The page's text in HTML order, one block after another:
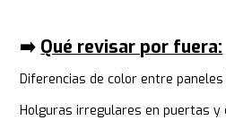
➡️​ Qué revisar por fuera:
Diferencias de color entre
Holguras irregulares en puertas y